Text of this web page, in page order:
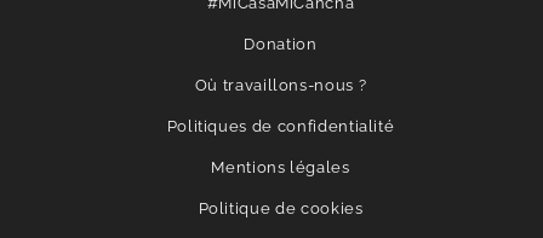
Donation
Où travaillons-nous ?
Politiques de confidentialité
Mentions légales
Politique de cookies